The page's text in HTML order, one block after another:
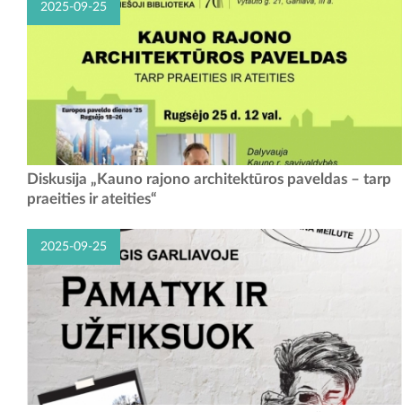
2025-09-25
Kauno rajonas išsidėstęs Lietuvos centre, šalia trijų didžiausių
Lietuvos upių ir jų slėniuose. Čia gyva istorija išraiškingai siejasi su
Diskusija „Kauno rajono architektūros paveldas – tarp
praeities ir ateities“
2025-09-25